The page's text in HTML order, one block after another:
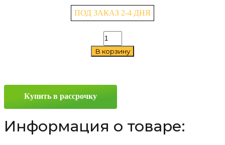
ПОД ЗАКАЗ 2-4 ДНЯ
Количество
товара
Ikon
225/55
99T
В корзину
Купить в рассрочку
Информация о товаре: